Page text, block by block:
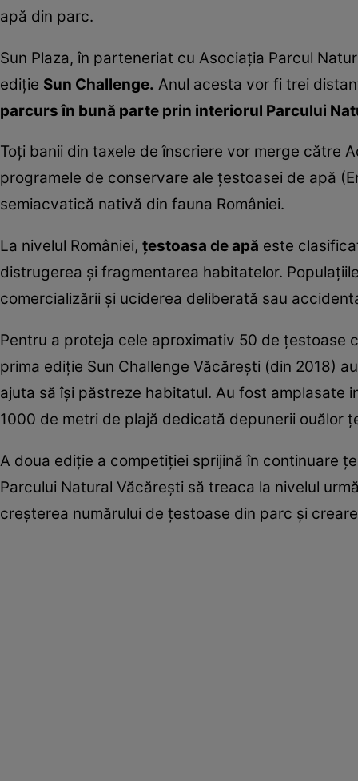
apă din parc.
Sun Plaza, în parteneriat cu Asociaţia Parcul
ediţie Sun Challenge. Anul acesta vor fi trei
parcurs în bună parte prin interiorul Parcului
Toţi banii din taxele de înscriere vor merge către
programele de conservare ale ţestoasei de apă
semiacvatică nativă din fauna României.
La nivelul României, ţestoasa de apă este
distrugerea şi fragmentarea habitatelor.
comercializării şi uciderea deliberată sau
Pentru a proteja cele aproximativ 50 de ţestoase
prima ediţie Sun Challenge Văcăreşti (din 2018)
ajuta să îşi păstreze habitatul. Au fost amplasate
1000 de metri de plajă dedicată depunerii ouălor
A doua ediţie a competiţiei sprijină în continuare
Parcului Natural Văcăreşti să treaca la nivelul
creşterea numărului de ţestoase din parc şi